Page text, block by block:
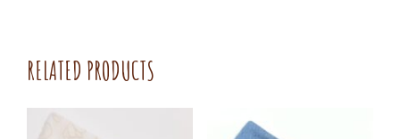
RELATED PRODUCTS